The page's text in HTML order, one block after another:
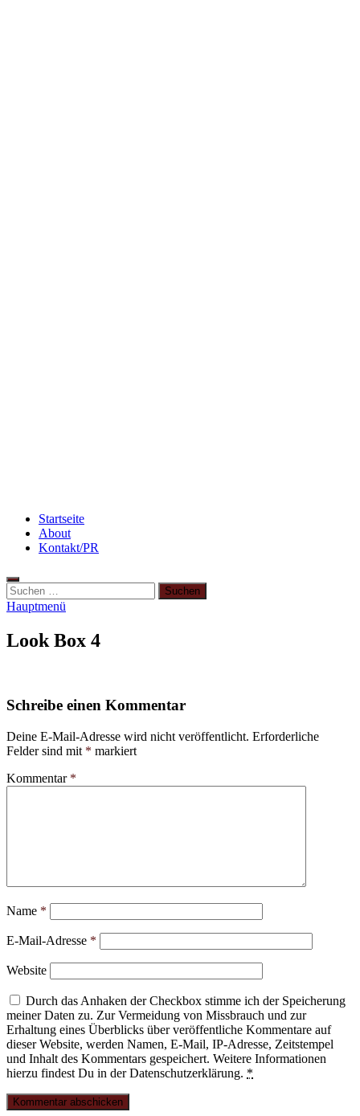
Startseite
About
Kontakt/PR
Suchen
nach:
Hauptmenü
Look Box 4
Schreibe einen Kommentar
Deine E-Mail-Adresse wird nicht veröffentlicht. Erforderliche
Felder sind mit * markiert
Kommentar *
Name *
E-Mail-Adresse *
Website
Durch das Anhaken der Checkbox stimme ich der Speicherung
meiner Daten zu. Zur Vermeidung von Missbrauch und zur
Erhaltung eines Überblicks über veröffentliche Kommentare auf
dieser Website, werden Namen, E-Mail, IP-Adresse, Zeitstempel
und Inhalt des Kommentars gespeichert. Weitere Informationen
hierzu findest Du in der Datenschutzerklärung. *